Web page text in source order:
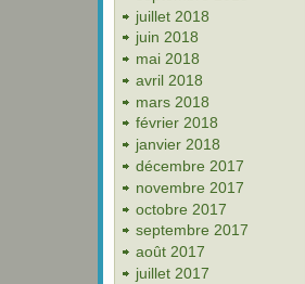
juillet 2018
juin 2018
mai 2018
avril 2018
mars 2018
février 2018
janvier 2018
décembre 2017
novembre 2017
octobre 2017
septembre 2017
août 2017
juillet 2017